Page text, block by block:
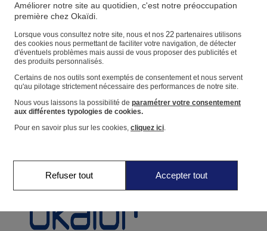
Magasin
Vos informations personnelles
Suivre une commande
Panier
Favoris
Naissance0-12 mois
Améliorer notre site au quotidien, c'est notre préoccupation
première chez Okaïdi.
Lorsque vous consultez notre site, nous et nos 22partenaires utilisons
des cookies nous permettant de faciliter votre navigation, de détecter
d'éventuels problèmes mais aussi de vous proposer des publicités et
des produits personnalisés.
Certains de nos outils sont exemptés de consentement et nous servent
qu'au pilotage strictement nécessaire des performances de notre site.
Nous vous laissons la possibilité de paramétrer votre consentement
aux différentes typologies de cookies.
Pour en savoir plus sur les cookies, cliquez ici.
Refuser tout Accepter tout